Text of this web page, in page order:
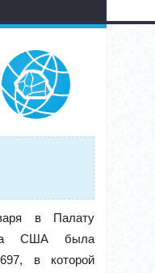
в Палату
США была
в которой